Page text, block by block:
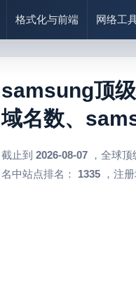
格式化与前端 网络工
samsung顶
域名数、
截止到 2026-08-07，全球顶
名中站点排名： 1335，注册